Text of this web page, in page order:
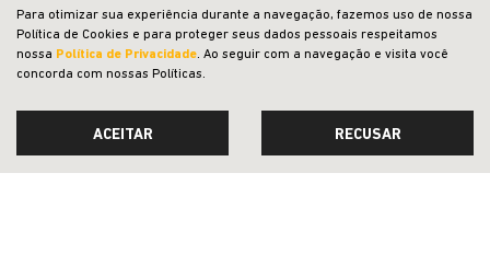
INSTITUCIONAL
COMPARATIVO
Para otimizar sua experiência durante a navegação, fazemos uso de nossa
Política de Cookies e para proteger seus dados pessoais respeitamos
nossa Política de Privacidade. Ao seguir com a navegação e visita você
concorda com nossas Políticas.
ACEITAR RECUSAR